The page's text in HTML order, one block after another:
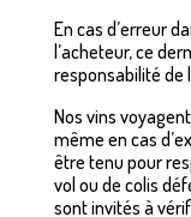
En cas d’erreur
l’acheteur, ce
responsabilité de
Nos vins
même en cas
être tenu pour
vol ou de colis
sont invités à